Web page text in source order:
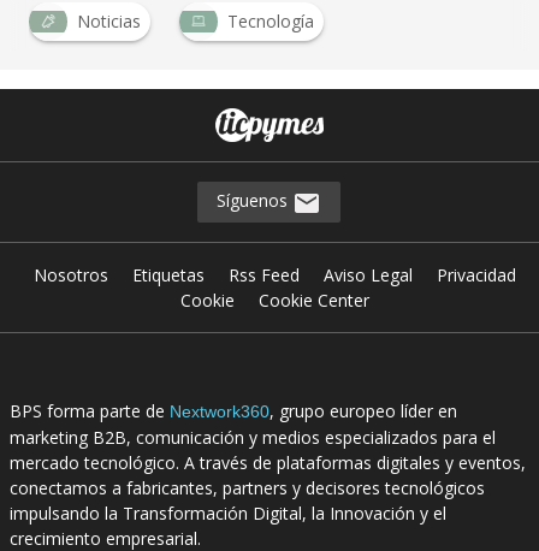
Noticias
Tecnología
Síguenos
Nosotros Etiquetas Rss Feed Aviso Legal
Privacidad
Cookie
Cookie Center
BPS forma parte de Nextwork360, grupo europeo líder en
marketing B2B, comunicación y medios especializados para el
mercado tecnológico. A través de plataformas digitales y eventos,
conectamos a fabricantes, partners y decisores tecnológicos
impulsando la Transformación Digital, la Innovación y el
crecimiento empresarial.